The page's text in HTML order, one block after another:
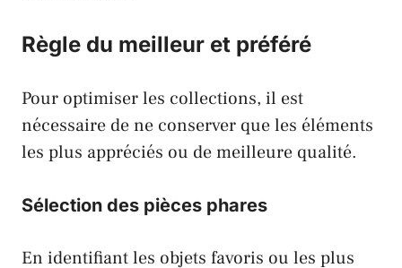
Règle du meilleur et préféré
Pour optimiser les collections, il est
nécessaire de ne conserver que les éléments
les plus appréciés ou de meilleure qualité.
Sélection des pièces phares
En identifiant les objets favoris ou les plus